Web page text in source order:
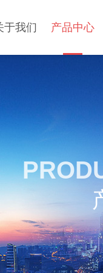
于我们 产品中心